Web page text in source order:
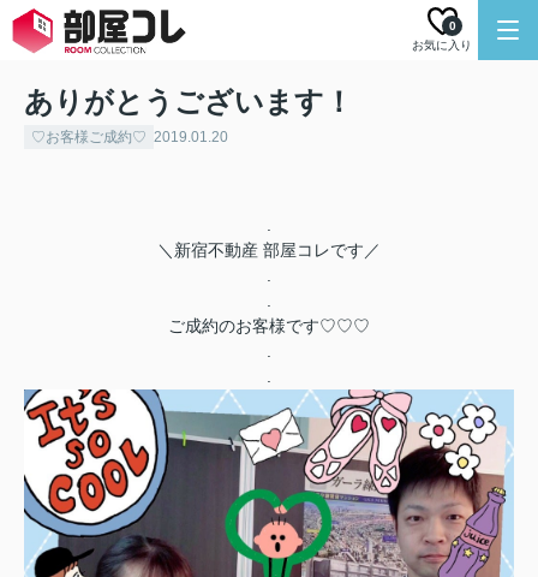
お気に入り
0
ありがとうございます！
♡お客様ご成約♡ 2019.01.20
＼新宿不動産 部屋コレです／
ご成約のお客様です♡♡♡